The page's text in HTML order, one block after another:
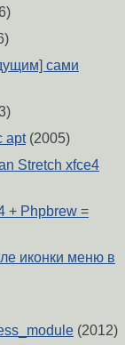
сами
apt(2005)
Stretch xfce4
+ Phpbrew =
иконки меню в
(2012)